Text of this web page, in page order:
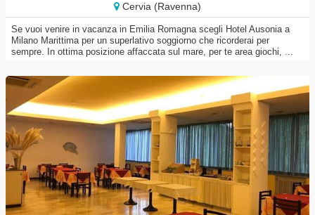
Cervia (Ravenna)
Se vuoi venire in vacanza in Emilia Romagna scegli Hotel Ausonia a
Milano Marittima per un superlativo soggiorno che ricorderai per
sempre. In ottima posizione affaccata sul mare, per te area giochi, ...